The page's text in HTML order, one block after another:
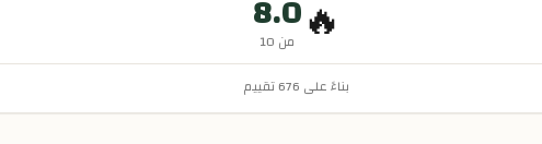
🔥
8.0
من 10
بناءً على 676تقييم